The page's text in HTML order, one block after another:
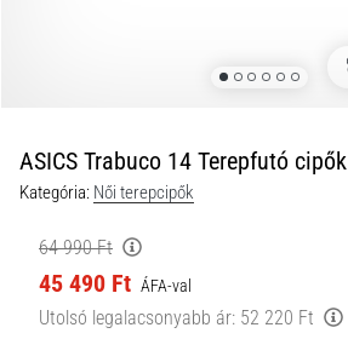
egyszer
minden
futót
elér,
legyen
szó
amatőrről
ASICS Trabuco 14 Terepfutó cipők
Kategória: Női terepcipők
64 990 Ft
45 490 Ft ÁFA-val
Utolsó legalacsonyabb ár: 52 220 Ft